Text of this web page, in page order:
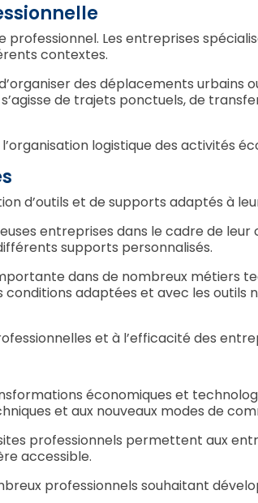
Les entreprises
contextes.
des déplacements urbains
de trajets ponctuels, de
logistique des activités
d’outils et de supports adaptés à
entreprises dans le cadre de
supports personnalisés.
dans de nombreux métiers
adaptées et avec les outils
et à l’efficacité des
économiques et
et aux nouveaux modes de
professionnels permettent aux
accessible.
professionnels souhaitant